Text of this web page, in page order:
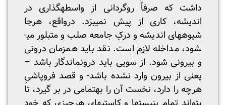
داشت که صرفاً روگردانی از واسطه­گذاری در
اندیشه، کاری از پیش نمی­برَد. درواقع، هرجا
شیوه­های اندیشه و درکِ جامعه صلب و متبلور می­
شود، مداخله لازم است. نقد باید همزمان درونی
و بیرونی شود. از سویی باید درونماندگار باشد –
یعنی از بیرون وارد نشده باشد- و قصد فروپاشیِ
هرچه را دارد، نخست آن را به­تمامی در بر گیرد، تا